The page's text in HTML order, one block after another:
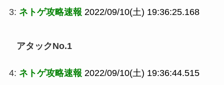
3: ネトゲ攻略速報 2022/09/10(土) 19:36:25.168
アタックNo.1
4: ネトゲ攻略速報 2022/09/10(土) 19:36:44.515